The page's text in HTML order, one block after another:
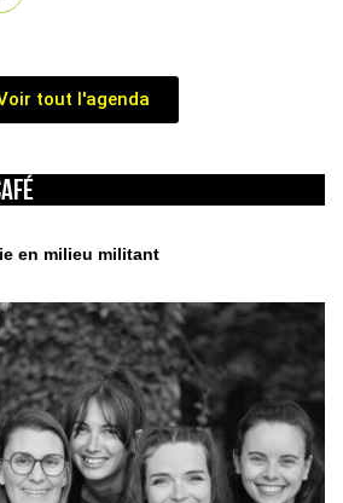
tout l'agenda
en milieu militant